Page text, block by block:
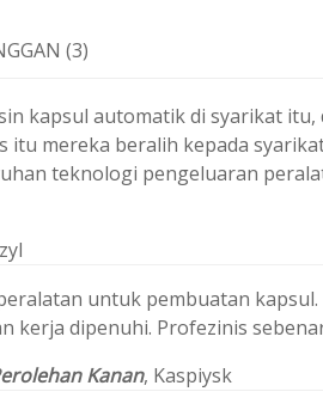
(3)
kapsul automatik di syarikat
itu mereka beralih kepada
teknologi pengeluaran
untuk pembuatan
kerja dipenuhi. Profezinis
Kanan, Kaspiysk